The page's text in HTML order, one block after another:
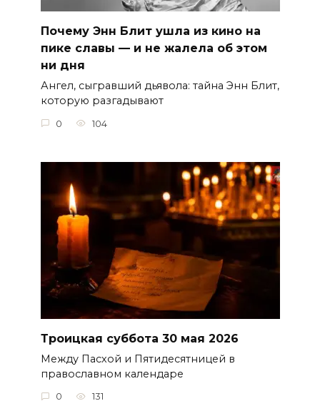
Почему Энн Блит ушла из кино на
пике славы — и не жалела об этом
ни дня
Ангел, сыгравший дьявола: тайна Энн Блит,
которую разгадывают
0 104
Троицкая суббота 30 мая 2026
Между Пасхой и Пятидесятницей в
православном календаре
0 131